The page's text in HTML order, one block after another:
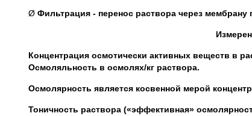
Ø Фильтрация - перенос раствора через мембрану
Концентрация осмотически активных веществ в
Осмоляльность в осмолях/кг раствора.
Осмолярность является косвенной мерой
Тоничность раствора («эффективная»